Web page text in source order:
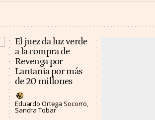
El juez da luz verde
a la compra de
Revenga por
Lantania por más
de 20 millones
Eduardo Ortega Socorro
Sandra Tobar